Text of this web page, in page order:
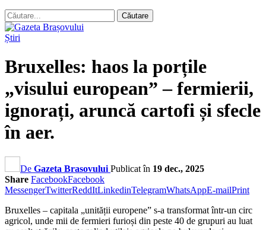
Știri
Bruxelles: haos la porțile
„visului european” – fermierii,
ignorați, aruncă cartofi și sfecle
în aer.
De Gazeta Brasovului Publicat în 19 dec., 2025
Share FacebookFacebook
MessengerTwitterReddItLinkedinTelegramWhatsAppE-mailPrint
Bruxelles – capitala „unității europene” s-a transformat într-un circ
agricol, unde mii de fermieri furioși din peste 40 de grupuri au luat